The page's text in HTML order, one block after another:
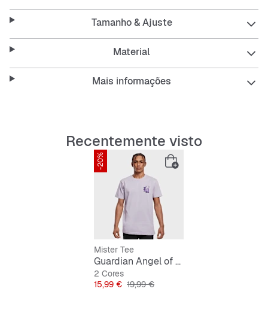
– perfeito para o dia a dia.
Features:
Material respirável
Resistente e fácil de cuidar
Print fixe do anjo no peito
Tamanho & Ajuste
Material
Mais informações
Recentemente visto
-20%
Mister Tee
Guardian Angel of LA Tee
2 Cores
Preço
15,99 € Preço original
19,99 €